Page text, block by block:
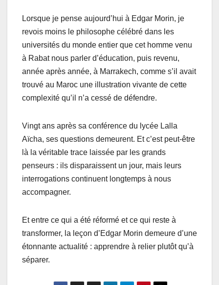
Lorsque je pense aujourd’hui à Edgar Morin, je
revois moins le philosophe célébré dans les
universités du monde entier que cet homme venu
à Rabat nous parler d’éducation, puis revenu,
année après année, à Marrakech, comme s’il avait
trouvé au Maroc une illustration vivante de cette
complexité qu’il n’a cessé de défendre.
Vingt ans après sa conférence du lycée Lalla
Aïcha, ses questions demeurent. Et c’est peut-être
là la véritable trace laissée par les grands
penseurs : ils disparaissent un jour, mais leurs
interrogations continuent longtemps à nous
accompagner.
Et entre ce qui a été réformé et ce qui reste à
transformer, la leçon d’Edgar Morin demeure d’une
étonnante actualité : apprendre à relier plutôt qu’à
séparer.